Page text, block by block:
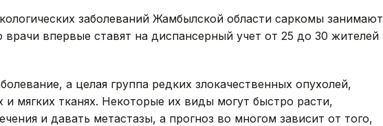
заболеваний Жамбылской области саркомы занимают
впервые ставят на диспансерный учет от 25 до 30 жителей
а целая группа редких злокачественных опухолей,
и мягких тканях. Некоторые их виды могут быстро расти,
и давать метастазы, а прогноз во многом зависит от того,